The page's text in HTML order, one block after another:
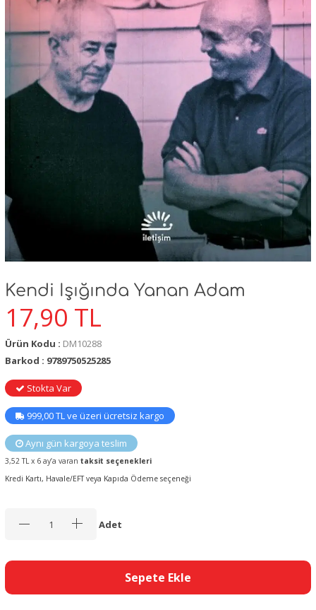
Kendi Işığında Yanan Adam
17,90 TL
Ürün Kodu : DM10288
Barkod : 9789750525285
Stokta Var
999,00 TL ve üzeri ücretsiz kargo
Aynı gün kargoya teslim
3,52 TL x 6 ay’a varan taksit seçenekleri
Kredi Kartı, Havale/EFT veya Kapıda Ödeme seçeneği
Adet
Sepete Ekle